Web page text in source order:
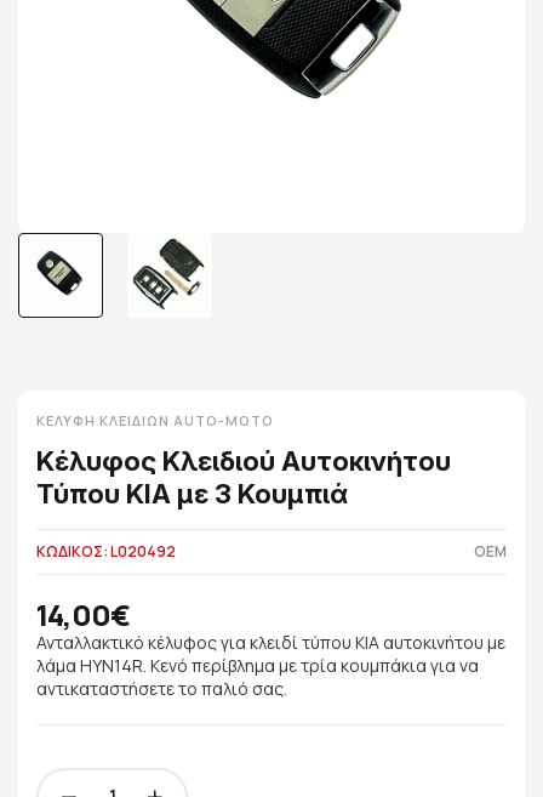
ΚΕΛΎΦΗ ΚΛΕΙΔΙΏΝ AUTO-MOTO
Κέλυφος Κλειδιού Αυτοκινήτου
Τύπου KIA με 3 Κουμπιά
ΚΩΔΙΚΟΣ: L020492 OEM
14,00€
Ανταλλακτικό κέλυφος για κλειδί τύπου KIA αυτοκινήτου με
λάμα HYN14R. Κενό περίβλημα με τρία κουμπάκια για να
αντικαταστήσετε το παλιό σας.